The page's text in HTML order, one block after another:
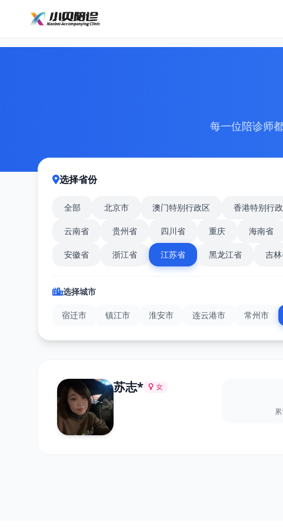
每一位陪诊师
选择省份
全部 北京市 澳门特别行政区 香港特别行
云南省 贵州省 四川省 重庆 海南省
安徽省 浙江省 江苏省 黑龙江省 吉
选择城市
宿迁市 镇江市 淮安市 连云港市 常州市
苏志* 女